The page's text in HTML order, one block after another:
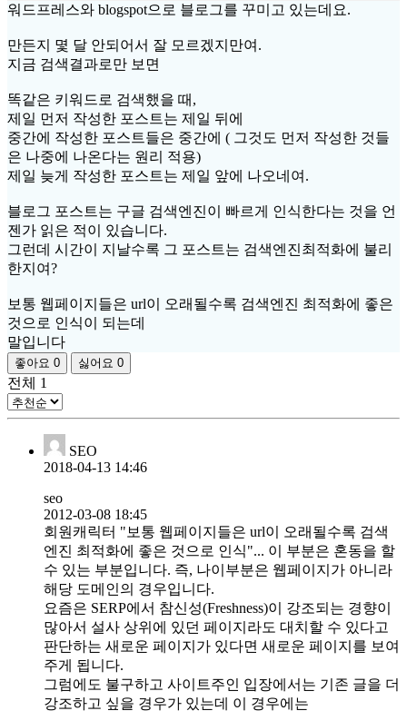
워드프레스와 blogspot으로 블로그를 꾸미고 있는데요.
만든지 몇 달 안되어서 잘 모르겠지만여.
지금 검색결과로만 보면
똑같은 키워드로 검색했을 때,
제일 먼저 작성한 포스트는 제일 뒤에
중간에 작성한 포스트들은 중간에 ( 그것도 먼저 작성한 것들
은 나중에 나온다는 원리 적용)
제일 늦게 작성한 포스트는 제일 앞에 나오네여.
블로그 포스트는 구글 검색엔진이 빠르게 인식한다는 것을 언
젠가 읽은 적이 있습니다.
그런데 시간이 지날수록 그 포스트는 검색엔진최적화에 불리
한지여?
보통 웹페이지들은 url이 오래될수록 검색엔진 최적화에 좋은
것으로 인식이 되는데
말입니다
좋아요 0 싫어요 0
전체 1
SEO
2018-04-13 14:46
seo
2012-03-08 18:45
회원캐릭터 "보통 웹페이지들은 url이 오래될수록 검색
엔진 최적화에 좋은 것으로 인식"... 이 부분은 혼동을 할
수 있는 부분입니다. 즉, 나이부분은 웹페이지가 아니라
해당 도메인의 경우입니다.
요즘은 SERP에서 참신성(Freshness)이 강조되는 경향이
많아서 설사 상위에 있던 페이지라도 대치할 수 있다고
판단하는 새로운 페이지가 있다면 새로운 페이지를 보여
주게 됩니다.
그럼에도 불구하고 사이트주인 입장에서는 기존 글을 더
강조하고 싶을 경우가 있는데 이 경우에는